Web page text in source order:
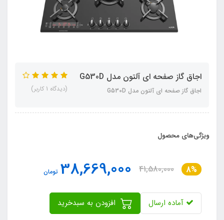
اجاق گاز صفحه ای آلتون مدل G530D
اجاق گاز صفحه ای آلتون مدل G530D (دیدگاه 1 کاربر)
ویژگی‌های محصول
8%
41,580,000
38,669,000 تومان
آماده ارسال